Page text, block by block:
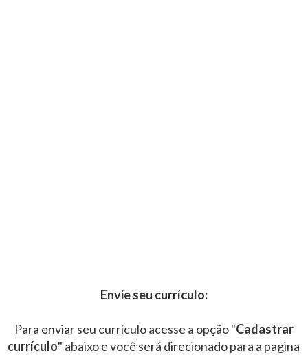
Envie seu currículo:
Para enviar seu currículo acesse a opção "Cadastrar
currículo" abaixo e você será direcionado para a pagina